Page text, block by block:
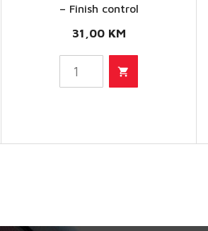
– Finish control
31,00 KM
PROFILINE
Paint
Prepare -
Finish